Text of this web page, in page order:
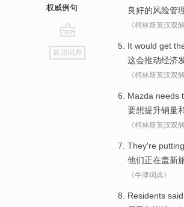
权威例句
go
top
返回词典
良好的风险管
《柯林斯英汉双
It would get
这会推动经济
《柯林斯英汉双
Mazda needs
要想提升销量
《柯林斯英汉双
They're
他们正在盖新
《牛津词典》
Residents said